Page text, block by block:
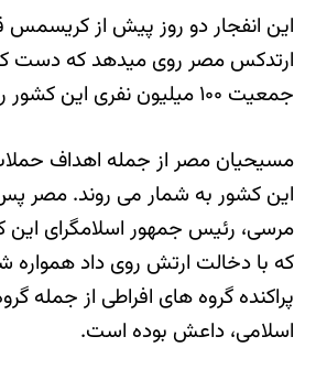
این انفجار دو روز پیش از
ارتدکس مصر روی میدهد که دست
جمعیت ۱۰۰ میلیون نفری این کشور را تشکیل می دهند.
مسیحیان مصر از جمله اهداف حملات
این کشور به شمار می روند. مصر
که با دخالت ارتش روی داد
پراکنده گروه های افراطی از جمله
اسلامی، داعش بوده است.